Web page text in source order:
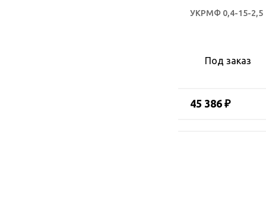
УКРМФ 0,4-15-2,5
Под заказ
45 386 ₽